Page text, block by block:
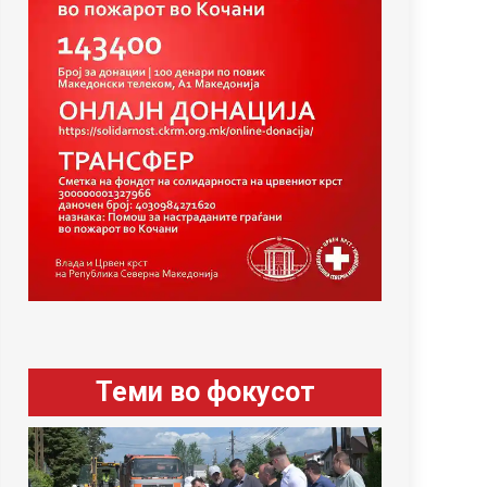
Теми во фокусот